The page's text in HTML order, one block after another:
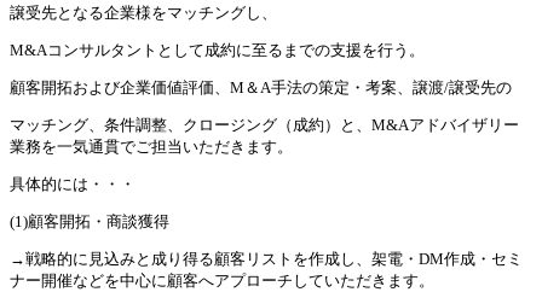
譲受先となる企業様をマッチングし、
M&Aコンサルタントとして成約に至るまでの支援を行う。
顧客開拓および企業価値評価、M＆A手法の策定・考案、譲渡/譲受先の
マッチング、条件調整、クロージング（成約）と、M&Aアドバイザリー
業務を一気通貫でご担当いただきます。
具体的には・・・
(1)顧客開拓・商談獲得
→戦略的に見込みと成り得る顧客リストを作成し、架電・DM作成・セミ
ナー開催などを中心に顧客へアプローチしていただきます。